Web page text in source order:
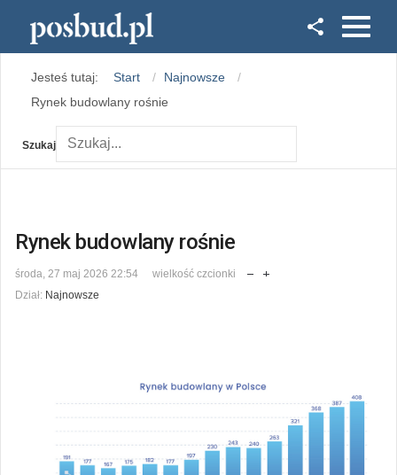
Instagram
Jesteś tutaj: Start
Najnowsze
Rynek budowlany rośnie
Szukaj
Rynek budowlany rośnie
środa, 27 maj 2026 22:54
wielkość czcionki
Dział: Najnowsze